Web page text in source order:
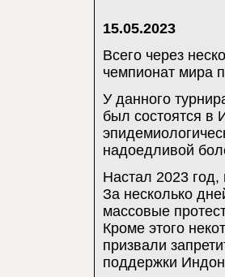
15.05.2023
Всего через
чемпионат мира
У данного
был состоятся в
надоедливой
Настал 2023
За несколько
массовые
Кроме этого
призвали
поддержки